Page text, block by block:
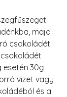
majd
csokoládét
esetén 30g
vizet vagy
és a